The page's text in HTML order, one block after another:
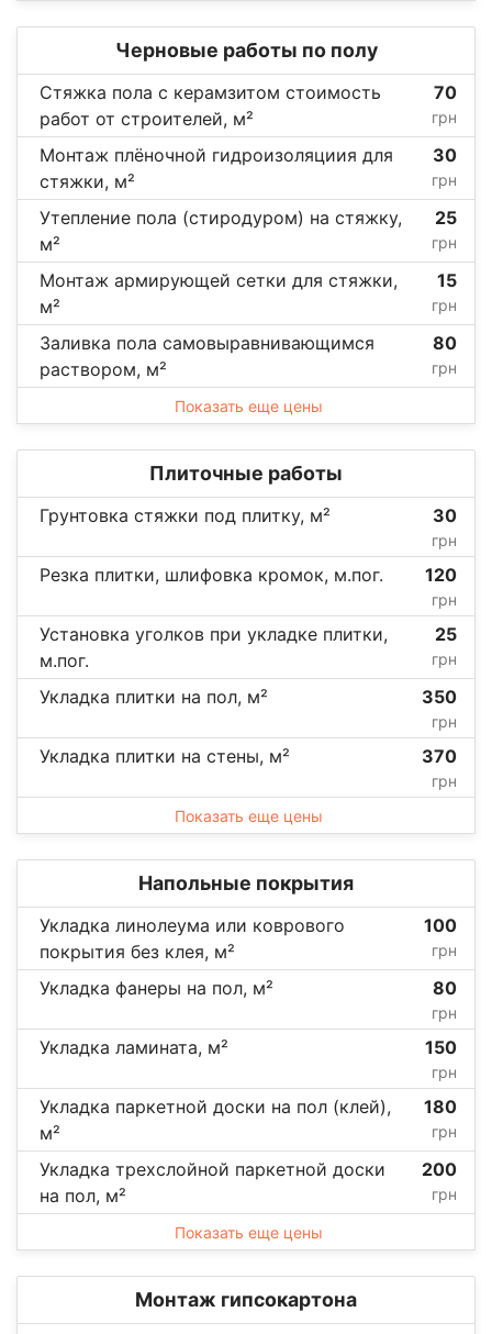
Черновые работы по полу
Стяжка пола с керамзитом стоимость
работ от строителей, м²
70
грн
Монтаж плёночной гидроизоляциия для
стяжки, м²
30
грн
Утепление пола (стиродуром) на стяжку,
м²
25
грн
Монтаж армирующей сетки для стяжки,
м²
15
грн
Заливка пола самовыравнивающимся
раствором, м²
80
грн
Показать еще цены
Плиточные работы
Грунтовка стяжки под плитку, м² 30
грн
Резка плитки, шлифовка кромок, м.пог. 120
грн
Установка уголков при укладке плитки,
м.пог.
25
грн
Укладка плитки на пол, м² 350
грн
Укладка плитки на стены, м² 370
грн
Показать еще цены
Напольные покрытия
Укладка линолеума или коврового
покрытия без клея, м²
100
грн
Укладка фанеры на пол, м² 80
грн
Укладка ламината, м² 150
грн
Укладка паркетной доски на пол (клей),
м²
180
грн
Укладка трехслойной паркетной доски
на пол, м²
200
грн
Показать еще цены
Монтаж гипсокартона